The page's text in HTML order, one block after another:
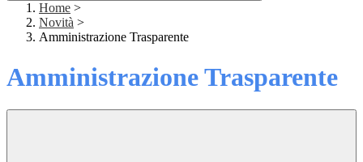
Home >
Novità >
Amministrazione Trasparente
Amministrazione Trasparente